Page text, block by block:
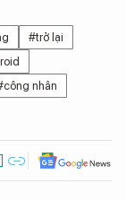
#trở lại
nhân